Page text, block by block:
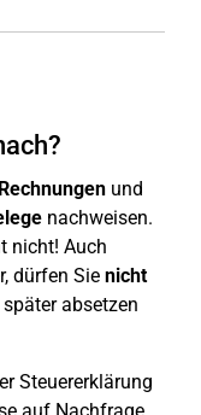
Rechnungen und
nachweisen.
nicht! Auch
dürfen Sie nicht
absetzen
Steuererklärung